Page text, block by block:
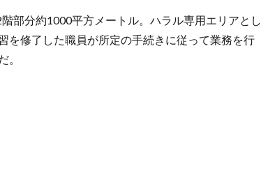
部分約1000平方メートル。ハラル専用エリアとし
を修了した職員が所定の手続きに従って業務を行
。